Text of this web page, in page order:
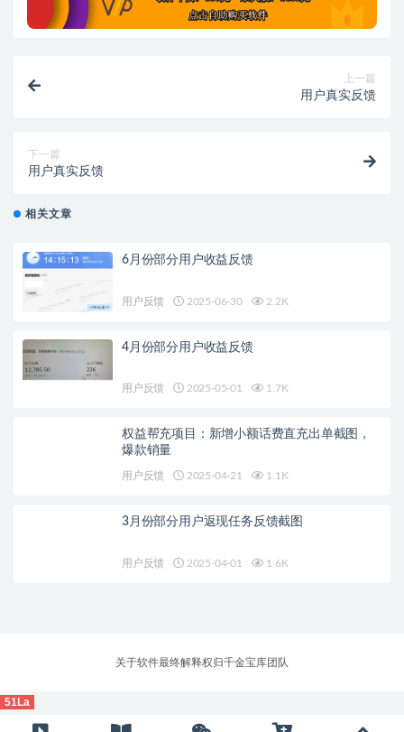
上一篇
用户真实反馈
下一篇
用户真实反馈
相关文章
6月份部分用户收益反馈
用户反馈 2025-06-30 2.2K
4月份部分用户收益反馈
用户反馈 2025-05-01 1.7K
权益帮充项目：新增小额话费直充出单截图，
爆款销量
用户反馈 2025-04-21 1.1K
3月份部分用户返现任务反馈截图
用户反馈 2025-04-01 1.6K
关于软件最终解释权归千金宝库团队
51La